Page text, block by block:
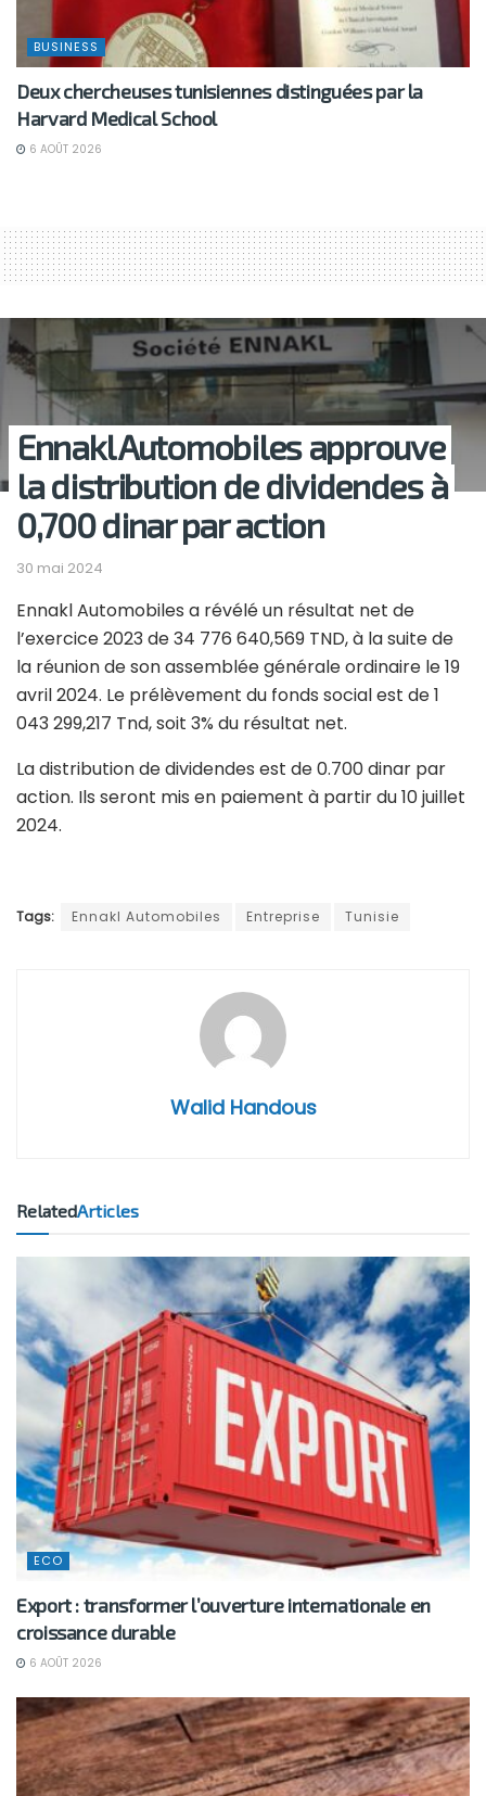
BUSINESS
Deux chercheuses tunisiennes distinguées par la
Harvard Medical School
6 AOÛT 2026
Ennakl Automobiles approuve
la distribution de dividendes à
0,700 dinar par action
30 mai 2024
Ennakl Automobiles a révélé un résultat net de
l’exercice 2023 de 34 776 640,569 TND, à la suite de
la réunion de son assemblée générale ordinaire le 19
avril 2024. Le prélèvement du fonds social est de 1
043 299,217 Tnd, soit 3% du résultat net.
La distribution de dividendes est de 0.700 dinar par
action. Ils seront mis en paiement à partir du 10 juillet
2024.
Tags: Ennakl Automobiles Entreprise Tunisie
Walid Handous
RelatedArticles
ECO
Export : transformer l’ouverture internationale en
croissance durable
6 AOÛT 2026